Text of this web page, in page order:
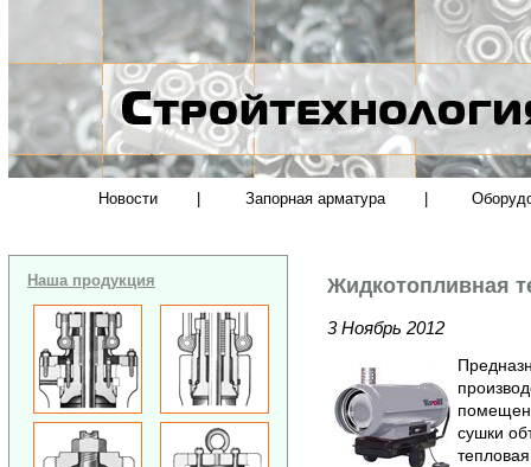
Новости Запорная арматура
Наша продукция Жидкотопливная
3 Ноябрь 2012
сушки